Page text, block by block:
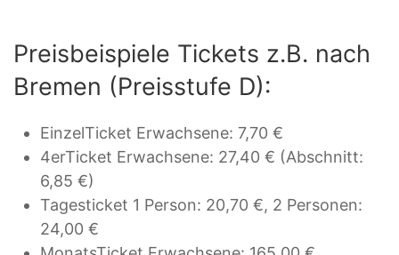
Preisbeispiele Tickets z.B. nach
Bremen (Preisstufe D):
EinzelTicket Erwachsene: 7,70 €
4erTicket Erwachsene: 27,40 € (Abschnitt:
6,85 €)
Tagesticket 1 Person: 20,70 €, 2 Personen:
24,00 €